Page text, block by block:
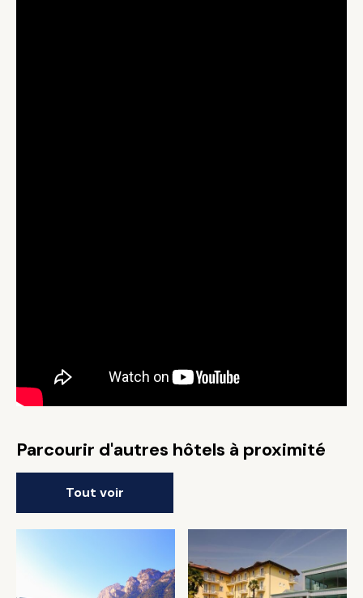
Parcourir d'autres hôtels à proximité
Tout voir